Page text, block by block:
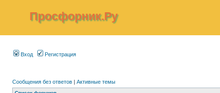
Просфорник.Ру
Вход Регистрация
Сообщения без ответов | Активные темы